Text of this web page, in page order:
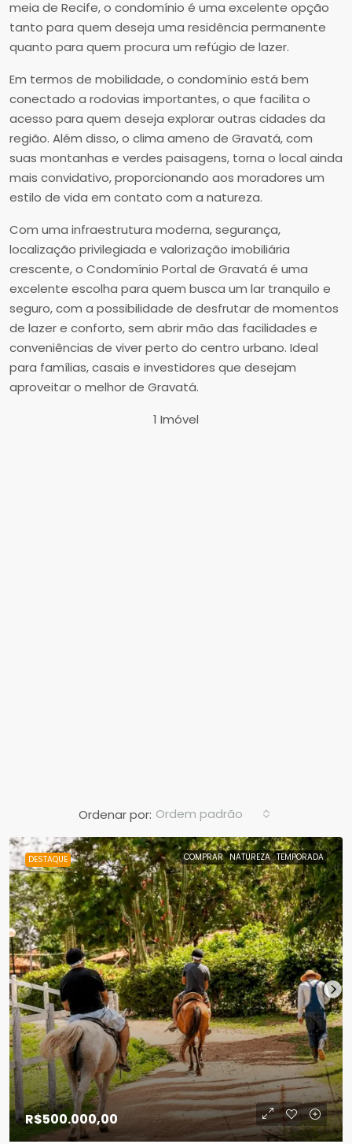
meia de Recife, o condomínio é uma excelente opção
tanto para quem deseja uma residência permanente
quanto para quem procura um refúgio de lazer.
Em termos de mobilidade, o condomínio está bem
conectado a rodovias importantes, o que facilita o
acesso para quem deseja explorar outras cidades da
região. Além disso, o clima ameno de Gravatá, com
suas montanhas e verdes paisagens, torna o local ainda
mais convidativo, proporcionando aos moradores um
estilo de vida em contato com a natureza.
Com uma infraestrutura moderna, segurança,
localização privilegiada e valorização imobiliária
crescente, o Condomínio Portal de Gravatá é uma
excelente escolha para quem busca um lar tranquilo e
seguro, com a possibilidade de desfrutar de momentos
de lazer e conforto, sem abrir mão das facilidades e
conveniências de viver perto do centro urbano. Ideal
para famílias, casais e investidores que desejam
aproveitar o melhor de Gravatá.
1 Imóvel
Ordenar por: Ordem padrão
DESTAQUE COMPRAR NATUREZA TEMPORADA
R$500.000,00